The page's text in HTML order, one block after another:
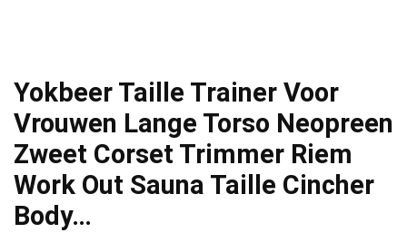
Yokbeer Taille Trainer Voor
Vrouwen Lange Torso Neopreen
Zweet Corset Trimmer Riem
Work Out Sauna Taille Cincher
Body…